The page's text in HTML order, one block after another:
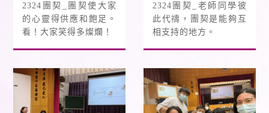
2324團契_團契使大家
的心靈得供應和飽足。
看！大家笑得多燦爛！
2324團契_老師同學彼
此代禱，團契是能夠互
相支持的地方。